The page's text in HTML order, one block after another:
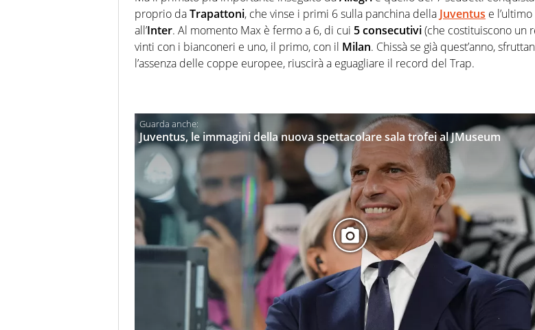
proprio daTrapattoni, che vinse i primi 6 sulla panchina della Juventus e l’ultimo
all’Inter. Al momento Max è fermo a 6, di cui 5 consecutivi(che costituiscono un
vinti con i bianconeri e uno, il primo, con il Milan. Chissà se già quest’anno,
l’assenza delle coppe europee, riuscirà a eguagliare il record del Trap.
Juventus, le immagini della nuova spettacolare sala trofei al JMuseum